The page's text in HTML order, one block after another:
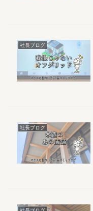
社長ブログ
社長ブログ